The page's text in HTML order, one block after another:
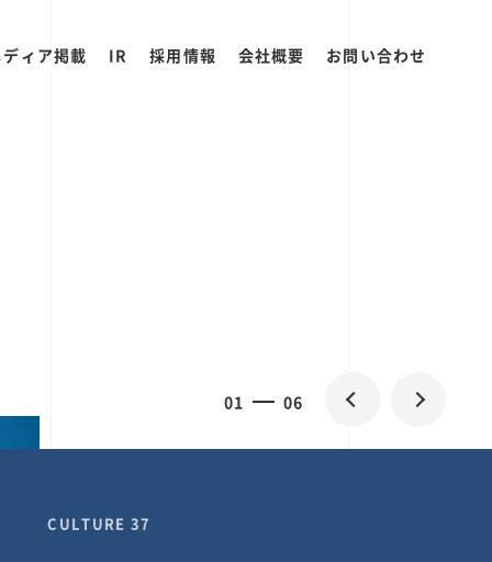
ィア掲載 IR 採用情報 会社概要 お問い合わせ
01 06
CULTURE 37